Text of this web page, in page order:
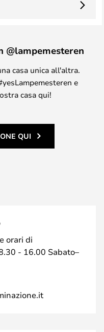
@lampemesteren
casa unica all'altra.
e
casa qui!
QUI
orari di
- 16.00 Sabato–